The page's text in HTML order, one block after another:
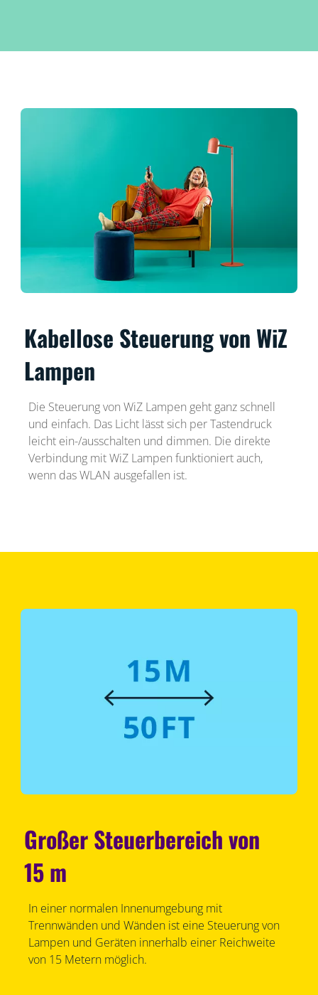
Kabellose Steuerung von WiZ
Lampen
Die Steuerung von WiZ Lampen geht ganz schnell
und einfach. Das Licht lässt sich per Tastendruck
leicht ein-/ausschalten und dimmen. Die direkte
Verbindung mit WiZ Lampen funktioniert auch,
wenn das WLAN ausgefallen ist.
Großer Steuerbereich von
15 m
In einer normalen Innenumgebung mit
Trennwänden und Wänden ist eine Steuerung von
Lampen und Geräten innerhalb einer Reichweite
von 15 Metern möglich.